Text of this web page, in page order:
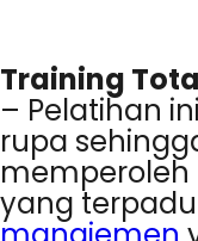
Training
– Pelatihan
rupa
yang